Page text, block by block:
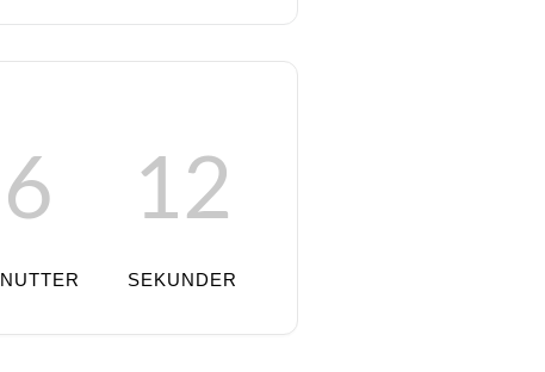
6 10
SEKUNDER